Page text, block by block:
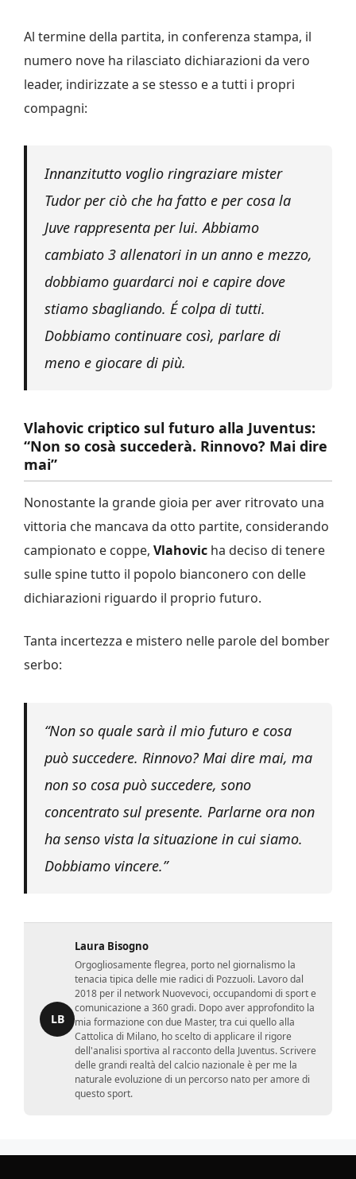
Al termine della partita, in conferenza stampa, il
numero nove ha rilasciato dichiarazioni da vero
leader, indirizzate a se stesso e a tutti i propri
compagni:
Innanzitutto voglio ringraziare mister
Tudor per ciò che ha fatto e per cosa la
Juve rappresenta per lui. Abbiamo
cambiato 3 allenatori in un anno e mezzo,
dobbiamo guardarci noi e capire dove
stiamo sbagliando. É colpa di tutti.
Dobbiamo continuare così, parlare di
meno e giocare di più.
Vlahovic criptico sul futuro alla Juventus:
“Non so cosà succederà. Rinnovo? Mai dire
mai”
Nonostante la grande gioia per aver ritrovato una
vittoria che mancava da otto partite, considerando
campionato e coppe, Vlahovic ha deciso di tenere
sulle spine tutto il popolo bianconero con delle
dichiarazioni riguardo il proprio futuro.
Tanta incertezza e mistero nelle parole del bomber
serbo:
“Non so quale sarà il mio futuro e cosa
può succedere. Rinnovo? Mai dire mai, ma
non so cosa può succedere, sono
concentrato sul presente. Parlarne ora non
ha senso vista la situazione in cui siamo.
Dobbiamo vincere.”
LB
Laura Bisogno
Orgogliosamente flegrea, porto nel giornalismo la
tenacia tipica delle mie radici di Pozzuoli. Lavoro dal
2018 per il network Nuovevoci, occupandomi di sport e
comunicazione a 360 gradi. Dopo aver approfondito la
mia formazione con due Master, tra cui quello alla
Cattolica di Milano, ho scelto di applicare il rigore
dell'analisi sportiva al racconto della Juventus. Scrivere
delle grandi realtà del calcio nazionale è per me la
naturale evoluzione di un percorso nato per amore di
questo sport.